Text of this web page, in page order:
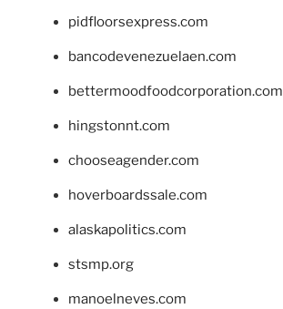
pidfloorsexpress.com
bancodevenezuelaen.com
bettermoodfoodcorporation.com
hingstonnt.com
chooseagender.com
hoverboardssale.com
alaskapolitics.com
stsmp.org
manoelneves.com